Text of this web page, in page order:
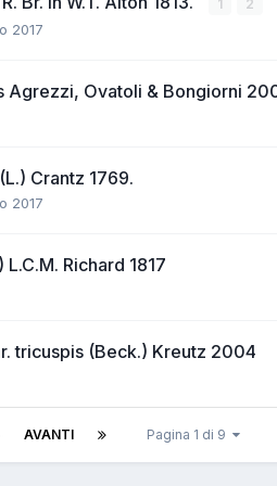
1 2
2017
Agrezzi, Ovatoli & Bongiorni
Crantz 1769.
2017
Richard 1817
tricuspis (Beck.) Kreutz 2004
AVANTI Pagina 1 di 9